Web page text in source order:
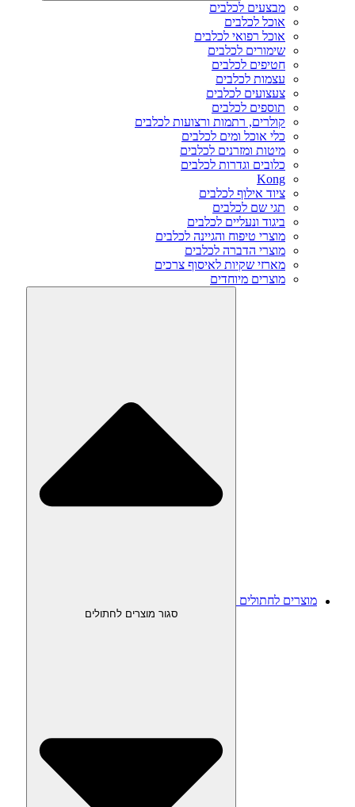
מבצעים לכלבים
אוכל לכלבים
אוכל רפואי לכלבים
שימורים לכלבים
חטיפים לכלבים
עצמות לכלבים
צעצועים לכלבים
תוספים לכלבים
קולרים, רתמות ורצועות לכלבים
כלי אוכל ומים לכלבים
מיטות ומזרנים לכלבים
כלובים וגדרות לכלבים
Kong
ציוד אילוף לכלבים
תגי שם לכלבים
ביגוד ונעליים לכלבים
מוצרי טיפוח והגיינה לכלבים
מוצרי הדברה לכלבים
מארזי שקיות לאיסוף צרכים
מוצרים מיוחדים
מוצרים לחתולים
סגור מוצרים לחתולים